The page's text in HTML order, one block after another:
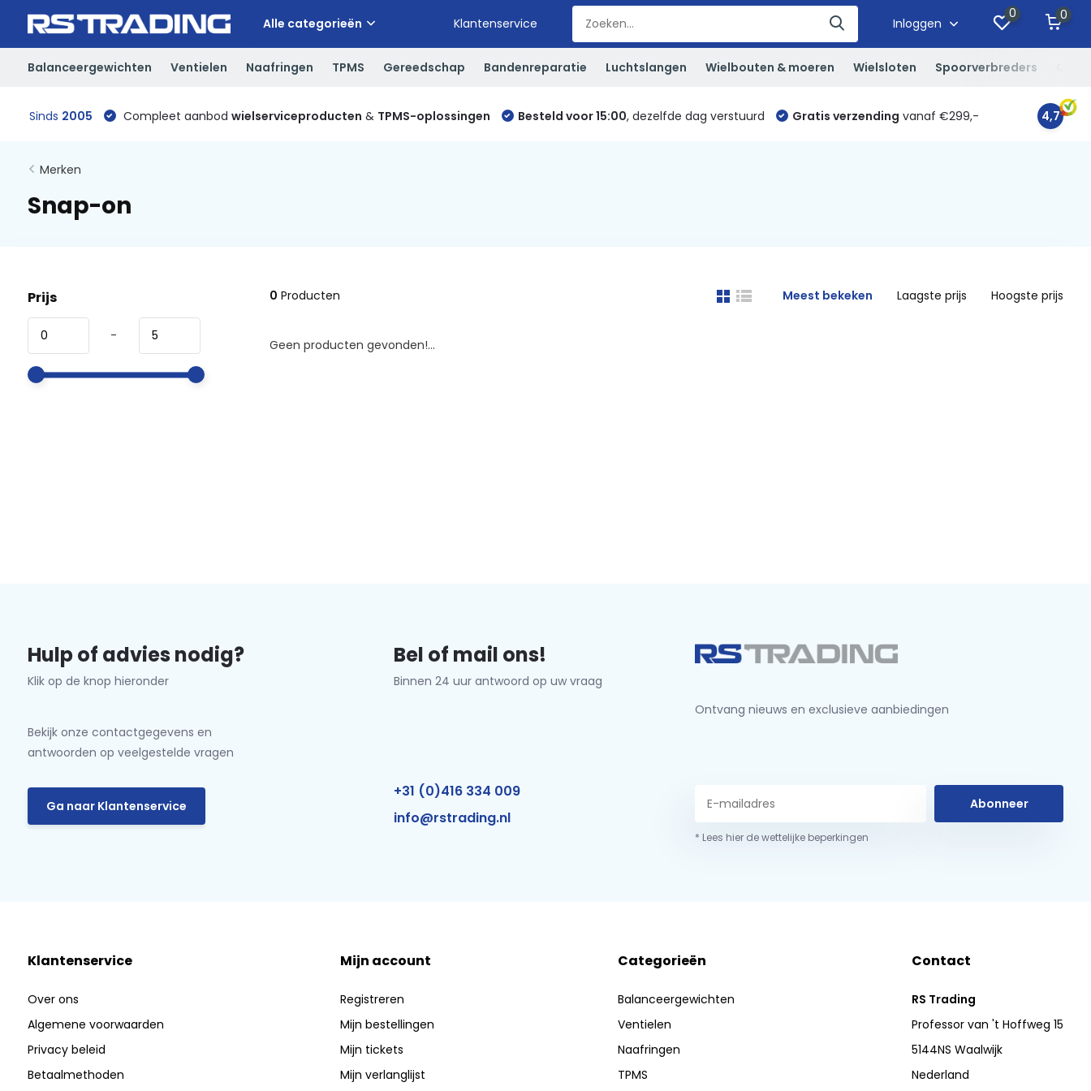
Alle categorieën Klantenservice Inloggen
0 0
Balanceergewichten Ventielen Naafringen TPMS Gereedschap Bandenreparatie Luchtslangen Wielbouten & moeren Wielsloten Spoorverbreders
Sinds 2005 Compleet aanbod wielserviceproducten & TPMS-oplossingen Besteld voor 15:00, dezelfde dag verstuurd Gratis verzending vanaf €299,- 4,7
Merken
Snap-on
Prijs
-
0 Producten Meest bekeken Laagste prijs Hoogste prijs
Geen producten gevonden!...
Hulp of advies nodig?
Klik op de knop hieronder
Bekijk onze contactgegevens en
antwoorden op veelgestelde vragen
Ga naar Klantenservice
Bel of mail ons!
Binnen 24 uur antwoord op uw vraag
+31 (0)416 334 009
info@rstrading.nl
Ontvang nieuws en exclusieve aanbiedingen
Abonneer
* Lees hier de wettelijke beperkingen
Klantenservice
Over ons
Algemene voorwaarden
Privacy beleid
Betaalmethoden
Mijn account
Registreren
Mijn bestellingen
Mijn tickets
Mijn verlanglijst
Categorieën
Balanceergewichten
Ventielen
Naafringen
TPMS
Contact
RS Trading
Professor van 't Hoffweg 15
5144NS Waalwijk
Nederland